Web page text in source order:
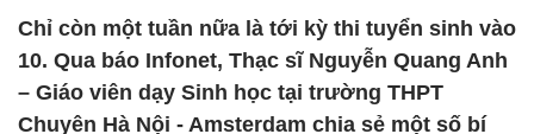
Chỉ còn một tuần nữa là tới kỳ thi tuyển sinh vào
10. Qua báo Infonet, Thạc sĩ Nguyễn Quang Anh
– Giáo viên dạy Sinh học tại trường THPT
Chuyên Hà Nội - Amsterdam chia sẻ một số bí